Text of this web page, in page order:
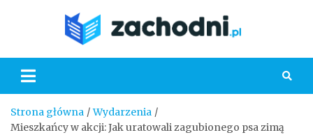
Strona główna
Wydarzenia
Mieszkańcy w akcji: Jak uratowali zagubionego psa zimą